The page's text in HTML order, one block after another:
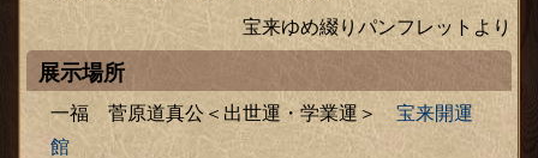
宝来ゆめ綴りパンフレットより
展示場所
一福 菅原道真公＜出世運・学業運＞ 宝来開運
館